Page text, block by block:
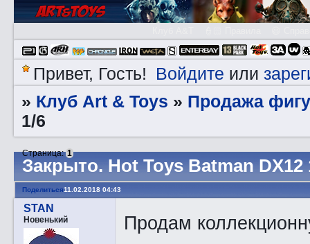
Привет, Гость! Войдите или
» Клуб Art & Toys » Продажа
1/6
Закрытo. Hot Toys Batman DX12
Страница:1
Поделиться11.02.2018 04:43
STAN
Новенький
Продам